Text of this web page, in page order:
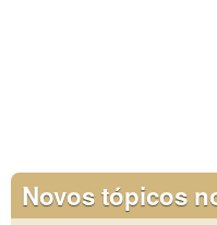
Novos tópicos